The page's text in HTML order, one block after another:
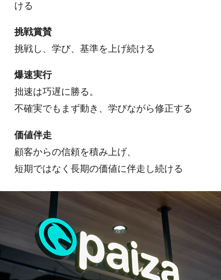
ける
挑戦賞賛
挑戦し、学び、基準を上げ続ける
爆速実行
拙速は巧遅に勝る。
不確実でもまず動き、学びながら修正する
価値伴走
顧客からの信頼を積み上げ、
短期ではなく長期の価値に伴走し続ける